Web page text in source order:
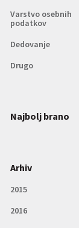
Varstvo osebnih
podatkov
Dedovanje
Drugo
Najbolj brano
Arhiv
2015
2016